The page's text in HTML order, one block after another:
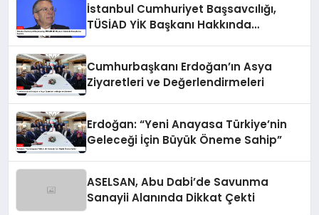
İstanbul Cumhuriyet Başsavcılığı,
TÜSİAD YİK Başkanı Hakkında
Cumhurbaşkanı Erdoğan’ın Asya
Ziyaretleri ve Değerlendirmeleri
Erdoğan: “Yeni Anayasa Türkiye’nin
Geleceği İçin Büyük Öneme Sahip”
ASELSAN, Abu Dabi’de Savunma
Sanayii Alanında Dikkat Çekti